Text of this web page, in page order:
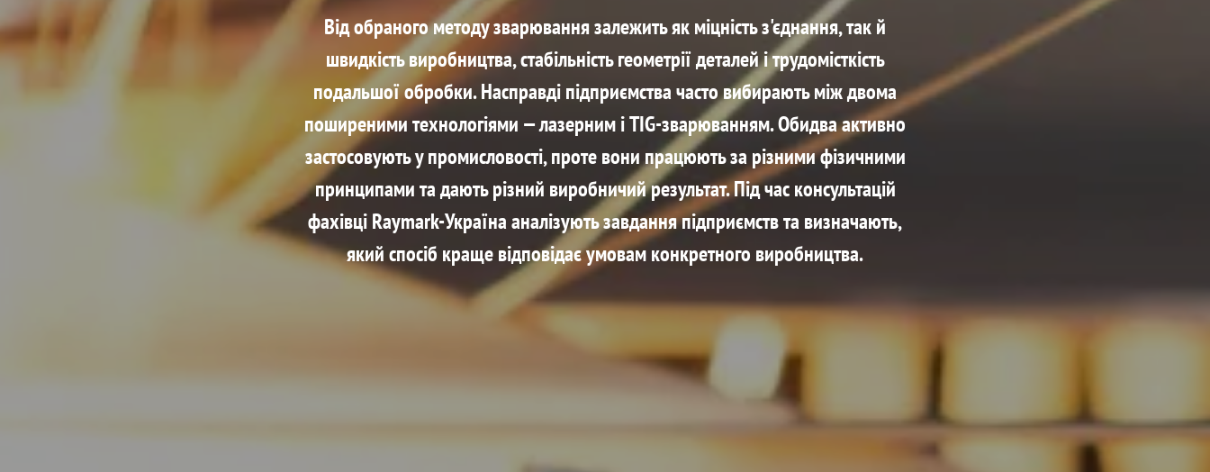
Від обраного методу зварювання залежить як міцність з'єднання, так й
швидкість виробництва, стабільність геометрії деталей і трудомісткість
подальшої обробки. Насправді підприємства часто вибирають між двома
поширеними технологіями — лазерним і TIG-зварюванням. Обидва активно
застосовують у промисловості, проте вони працюють за різними фізичними
принципами та дають різний виробничий результат. Під час консультацій
фахівці Raymark-Україна аналізують завдання підприємств та визначають,
який спосіб краще відповідає умовам конкретного виробництва.